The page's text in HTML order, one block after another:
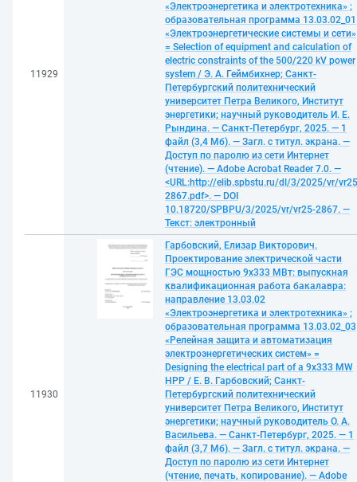
11929
«Электроэнергетика и электротехника» ;
образовательная программа 13.03.02_01
«Электроэнергетические системы и сети»
= Selection of equipment and calculation of
electric constraints of the 500/220 kV power
system / Э. А. Геймбихнер; Санкт-
Петербургский политехнический
университет Петра Великого, Институт
энергетики; научный руководитель И. Е.
Рындина. — Санкт-Петербург, 2025. — 1
файл (3,4 Мб). — Загл. с титул. экрана. —
Доступ по паролю из сети Интернет
(чтение). — Adobe Acrobat Reader 7.0. —
<URL:http://elib.spbstu.ru/dl/3/2025/vr/
2867.pdf>. — DOI
10.18720/SPBPU/3/2025/vr/vr25-2867. —
Текст: электронный
11930
Гарбовский, Елизар Викторович.
Проектирование электрической части
ГЭС мощностью 9х333 МВт: выпускная
квалификационная работа бакалавра:
направление 13.03.02
«Электроэнергетика и электротехника» ;
образовательная программа 13.03.02_03
«Релейная защита и автоматизация
электроэнергетических систем» =
Designing the electrical part of a 9x333 MW
HPP / Е. В. Гарбовский; Санкт-
Петербургский политехнический
университет Петра Великого, Институт
энергетики; научный руководитель О. А.
Васильева. — Санкт-Петербург, 2025. — 1
файл (3,7 Мб). — Загл. с титул. экрана. —
Доступ по паролю из сети Интернет
(чтение, печать, копирование). — Adobe